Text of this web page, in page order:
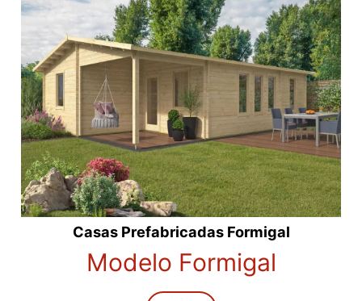
Casas Prefabricadas Formigal
Modelo Formigal